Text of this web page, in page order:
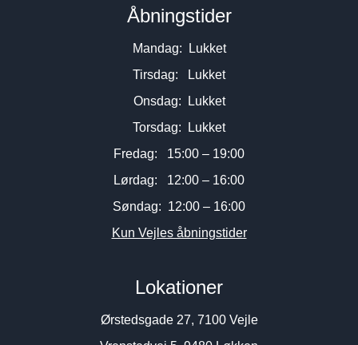
Åbningstider
Mandag: Lukket
Tirsdag: Lukket
Onsdag: Lukket
Torsdag: Lukket
Fredag: 15:00 – 19:00
Lørdag: 12:00 – 16:00
Søndag: 12:00 – 16:00
Kun Vejles åbningstider
Lokationer
Ørstedsgade 27, 7100 Vejle